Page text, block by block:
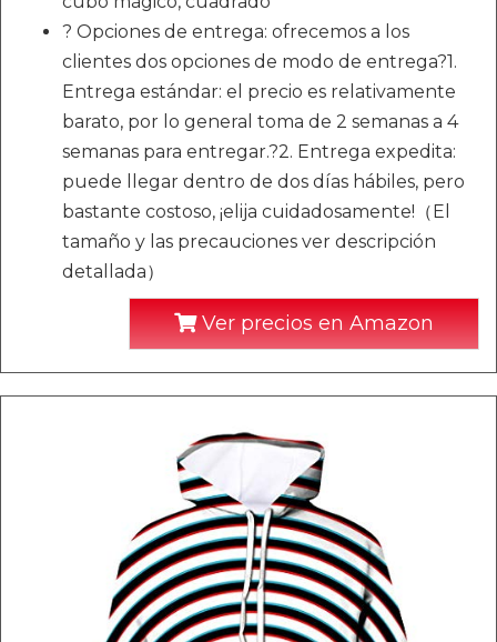
? Opciones de entrega: ofrecemos a los
clientes dos opciones de modo de entrega?1.
Entrega estándar: el precio es relativamente
barato, por lo general toma de 2 semanas a 4
semanas para entregar.?2. Entrega expedita:
puede llegar dentro de dos días hábiles, pero
bastante costoso, ¡elija cuidadosamente!（El
tamaño y las precauciones ver descripción
detallada）
Ver precios en Amazon